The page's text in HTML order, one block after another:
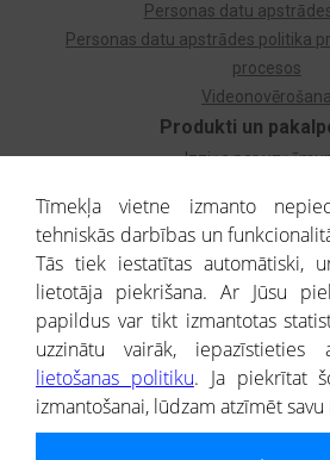
Produkti un
Izziņa par
Dzimtas koks
Uzņēmumu
Monitorings
Kredītizziņa par ārvalstu
Personas datu
Personas datu apstrādes politika
procesos
Videonovērošana
® CREDITREFORM Latvija
SIA
Tīmekļa vietne izmanto
tehniskās darbības un
Tās tiek iestatītas automātiski,
lietotāja piekrišana. Ar Jūsu
papildus var tikt izmantotas
uzzinātu vairāk,
lietošanas politiku. Ja piekrītat
izmantošanai, lūdzam atzīmēt savu